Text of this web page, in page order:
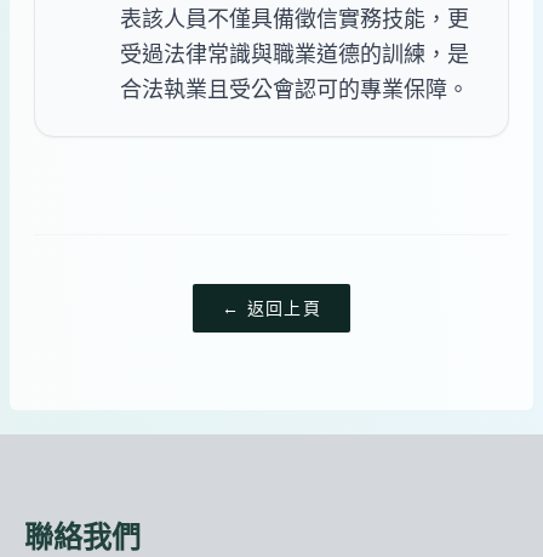
表該人員不僅具備徵信實務技能，更
受過法律常識與職業道德的訓練，是
合法執業且受公會認可的專業保障。
← 返回上頁
聯絡我們